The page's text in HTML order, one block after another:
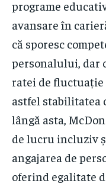
programe
avansare în
că sporesc
personalului, dar
ratei de
astfel stabilitatea
lângă asta,
de lucru incluziv
angajarea de
oferind egalitate